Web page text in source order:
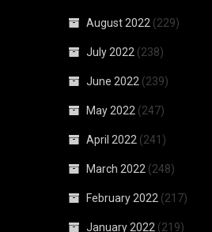
August 2022 (229)
July 2022 (238)
June 2022 (239)
May 2022 (247)
April 2022 (241)
March 2022 (248)
February 2022 (217)
January 2022 (219)